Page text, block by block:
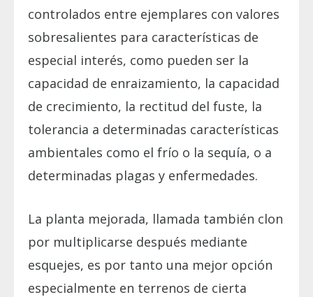
controlados entre ejemplares con valores
sobresalientes para características de
especial interés, como pueden ser la
capacidad de enraizamiento, la capacidad
de crecimiento, la rectitud del fuste, la
tolerancia a determinadas características
ambientales como el frío o la sequía, o a
determinadas plagas y enfermedades.
La planta mejorada, llamada también clon
por multiplicarse después mediante
esquejes, es por tanto una mejor opción
especialmente en terrenos de cierta